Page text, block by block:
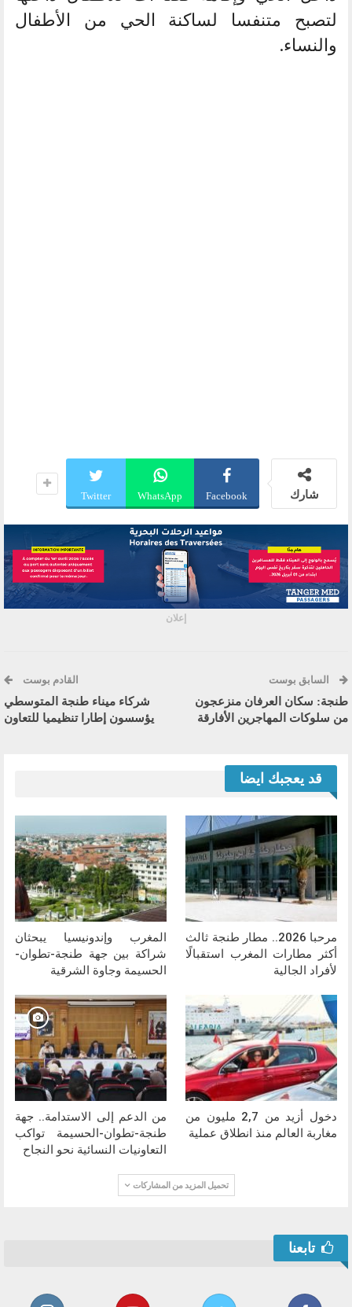
لتصبح متنفسا لساكنة الحي من الأطفال
والنساء.
شارك Facebook
WhatsApp
Twitter
إعلان
السابق بوست
طنجة: سكان العرفان منزعجون
من سلوكات المهاجرين الأفارقة
القادم بوست
شركاء ميناء طنجة المتوسطي
يؤسسون إطارا تنظيميا للتعاون
قد يعجبك ايضا
مرحبا 2026.. مطار طنجة ثالث
أكثر مطارات المغرب استقبالًا
لأفراد الجالية
المغرب وإندونيسيا يبحثان
شراكة بين جهة طنجة-تطوان-
الحسيمة وجاوة الشرقية
دخول أزيد من 2,7 مليون من
مغاربة العالم منذ انطلاق عملية
من الدعم إلى الاستدامة.. جهة
طنجة-تطوان-الحسيمة تواكب
التعاونيات النسائية نحو النجاح
تحميل المزيد من المشاركات
تابعنا